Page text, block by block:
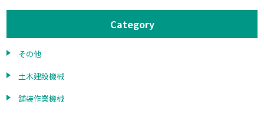
Category
その他
土木建設機械
舗装作業機械